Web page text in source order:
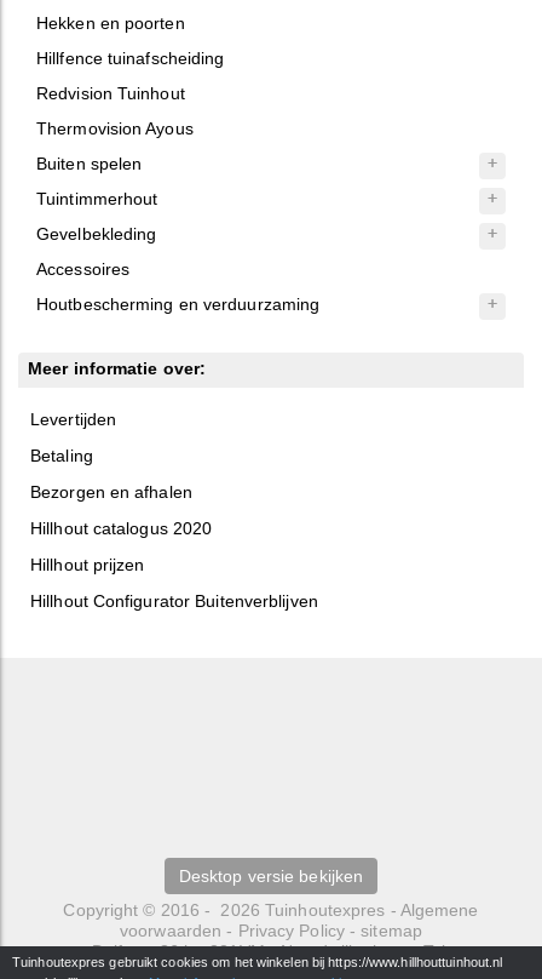
Hekken en poorten
Hillfence tuinafscheiding
Redvision Tuinhout
Thermovision Ayous
Buiten spelen
Tuintimmerhout
Gevelbekleding
Accessoires
Houtbescherming en verduurzaming
Meer informatie over:
Levertijden
Betaling
Bezorgen en afhalen
Hillhout catalogus 2020
Hillhout prijzen
Hillhout Configurator Buitenverblijven
Desktop versie bekijken
Copyright © 2016 - 2026 Tuinhoutexpres - Algemene
voorwaarden - Privacy Policy-sitemap
Delfweg 36 b-221VM-Noordwijkerhout- Tel.
0252429484 -info@hillhouttuinhout.nl
Tuinhoutexpres gebruikt cookies om het winkelen bij https://www.hillhouttuinhout.nl